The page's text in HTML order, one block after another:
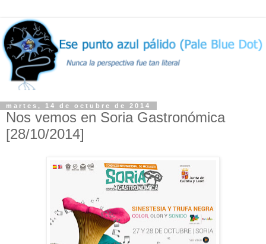
martes, 14 de octubre de 2014
Nos vemos en Soria Gastronómica
[28/10/2014]